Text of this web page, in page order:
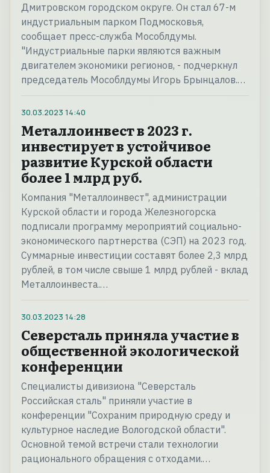
Дмитровском городском округе. Он стал 67-м
индустриальным парком Подмосковья,
сообщает пресс-служба Мособлдумы.
"Индустриальные парки являются важным
двигателем экономики регионов, - подчеркнул
председатель Мособлдумы Игорь Брынцалов.…
30.03.2023 14:40
Металлоинвест в 2023 г.
инвестирует в устойчивое
развитие Курской области
более 1 млрд руб.
Компания "Металлоинвест", администрации
Курской области и города Железногорска
подписали программу мероприятий социально-
экономического партнерства (СЭП) на 2023 год.
Суммарные инвестиции составят более 2,3 млрд
рублей, в том числе свыше 1 млрд рублей - вклад
Металлоинвеста.…
30.03.2023 14:28
Северсталь приняла участие в
общественной экологической
конференции
Специалисты дивизиона "Северсталь
Российская сталь" приняли участие в
конференции "Сохраним природную среду и
культурное наследие Вологодской области".
Основной темой встречи стали технологии
рационального обращения с отходами.…